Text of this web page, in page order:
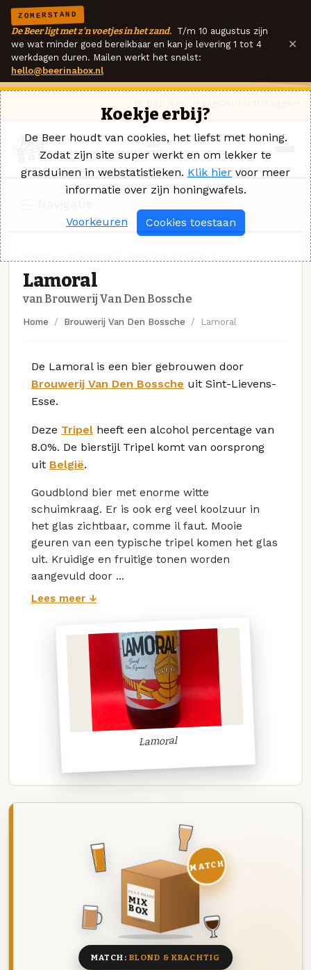
ZOMERSTAND
De Beer ligt met z'n voetjes in het zand. T/m 10 augustus zijn
we wat minder goed bereikbaar en kan je levering 1 tot 4
werkdagen duren. Mailen werkt het snelst:
hello@beerinabox.nl
×
Lamoral
van Brouwerij Van Den Bossche
Home Brouwerij Van Den Bossche Lamoral
De Lamoral is een bier gebrouwen door
Brouwerij Van Den Bossche uit Sint-Lievens-
Esse.
Deze Tripel heeft een alcohol percentage van
8.0%. De bierstijl Tripel komt van oorsprong
uit België.
Goudblond bier met enorme witte
schuimkraag. Er is ook erg veel koolzuur in
het glas zichtbaar, comme il faut. Mooie
geuren van een typische tripel komen het glas
uit. Kruidige en fruitige tonen worden
aangevuld door ...
Lees meer ↓
Lamoral
DEZE MAAND
MIX
BOX
8 BIEREN
MATCH
MATCH: BLOND & KRACHTIG
Koekje erbij?
De Beer houdt van cookies, het liefst met honing.
Zodat zijn site super werkt en om lekker te
grasduinen in webstatistieken. Klik hier voor meer
informatie over zijn honingwafels.
Voorkeuren Cookies toestaan